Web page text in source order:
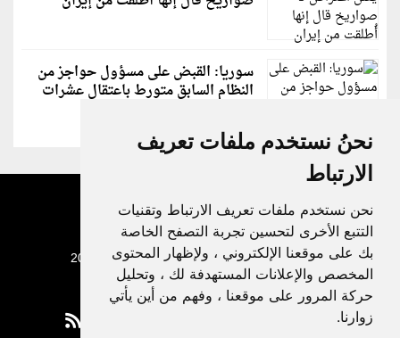
نحنُ نستخدم ملفات تعريف
الارتباط
نحن نستخدم ملفات تعريف الارتباط وتقنيات
التتبع الأخرى لتحسين تجربة التصفح الخاصة
بك على موقعنا الإلكتروني ، ولإظهار المحتوى
المخصص والإعلانات المستهدفة لك ، وتحليل
حركة المرور على موقعنا ، وفهم من أين يأتي
زوارنا.
سوريا: القبض على مسؤول حواجز من
النظام السابق متورط باعتقال عشرات
جميع الحقوق محفوظة لدنيا الوطن © 2003 - 2022